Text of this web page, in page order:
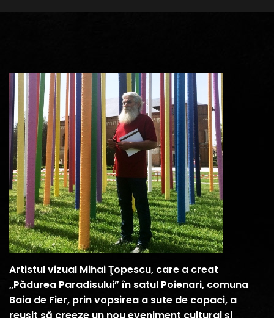
Artistul vizual Mihai Ţopescu, care a creat
„Pădurea Paradisului” în satul Poienari, comuna
Baia de Fier, prin vopsirea a sute de copaci, a
reușit să creeze un nou eveniment cultural și